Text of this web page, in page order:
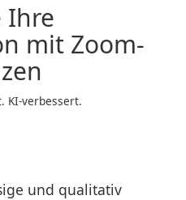
Ihre
mit Zoom-
KI-verbessert.
und qualitativ